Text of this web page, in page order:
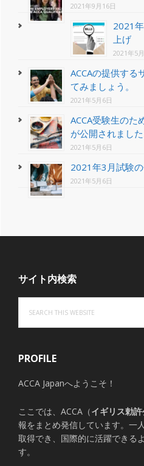
2021年9月16日
2021
上げ
2021年5
ACCAの提供する
てみましょう。
2021年5月6日
ACCA受験生のた
が公開されました
2021年5月6日
2021年3月試験の
2021年5月6日
サイト内検索
this
website
PROFILE
ACCA Japanへようこそ！
ここでは、ACCA（イギリス勅
報をまとめ発信しています。一
取得でき、国際的に活躍できる
す。